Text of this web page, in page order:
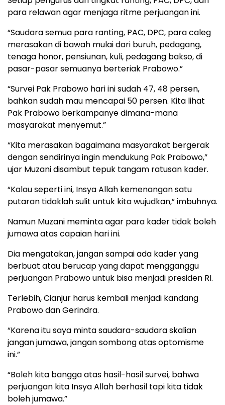
para relawan agar menjaga ritme perjuangan ini.
“Saudara semua para ranting, PAC, DPC, para caleg
merasakan di bawah mulai dari buruh, pedagang,
tenaga honor, pensiunan, kuli, pedagang bakso, di
pasar-pasar semuanya berteriak Prabowo.”
“Survei Pak Prabowo hari ini sudah 47, 48 persen,
bahkan sudah mau mencapai 50 persen. Kita lihat
Pak Prabowo berkampanye dimana-mana
masyarakat menyemut.”
“Kita merasakan bagaimana masyarakat bergerak
dengan sendirinya ingin mendukung Pak Prabowo,”
ujar Muzani disambut tepuk tangam ratusan kader.
“Kalau seperti ini, Insya Allah kemenangan satu
putaran tidaklah sulit untuk kita wujudkan,” imbuhnya.
Namun Muzani meminta agar para kader tidak boleh
jumawa atas capaian hari ini.
Dia mengatakan, jangan sampai ada kader yang
berbuat atau berucap yang dapat mengganggu
perjuangan Prabowo untuk bisa menjadi presiden RI.
Terlebih, Cianjur harus kembali menjadi kandang
Prabowo dan Gerindra.
“Karena itu saya minta saudara-saudara skalian
jangan jumawa, jangan sombong atas optomisme
ini.”
“Boleh kita bangga atas hasil-hasil survei, bahwa
perjuangan kita Insya Allah berhasil tapi kita tidak
boleh jumawa.”